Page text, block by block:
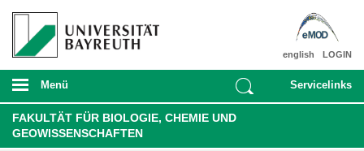
LOGIN
english
Menü Servicelinks
FAKULTÄT FÜR BIOLOGIE, CHEMIE UND
GEOWISSENSCHAFTEN